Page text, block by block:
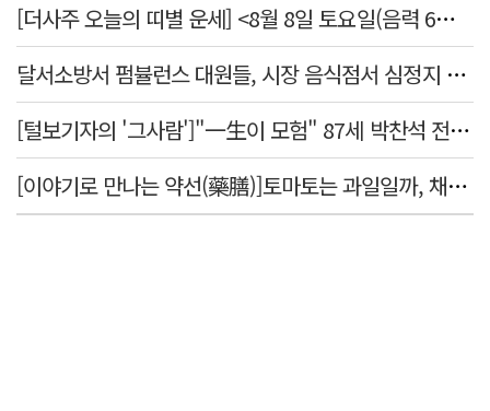
[더사주 오늘의 띠별 운세] <8월 8일 토요일(음력 6월26일)>
달서소방서 펌뷸런스 대원들, 시장 음식점서 심정지 환자 생명 살려
[털보기자의 '그사람']"一生이 모험" 87세 박찬석 전 경북대 총장
[이야기로 만나는 약선(藥膳)]토마토는 과일일까, 채소일까